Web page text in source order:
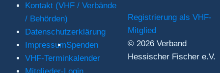
Kontakt (VHF / Verbände
/ Behörden)
Daten­schutz­er­klärung
ImpressumSpenden
VHF-Termin­ka­lender
Mitglieder-Login
Registrierung als VHF-
Mitglied
© 2026 Verband
Hessischer Fischer e.V.